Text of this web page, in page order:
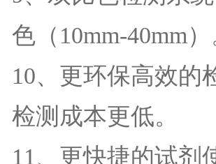
色（10mm-40mm
10、更环保高效的
检测成本更低。
11、更快捷的试剂